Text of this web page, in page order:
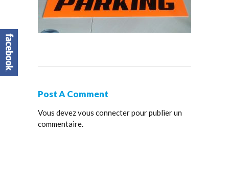
Post A Comment
Vous devezvous connecterpour publier un
commentaire.